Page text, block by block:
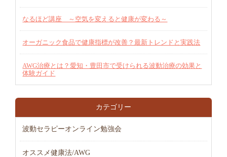
なるほど講座 ～空気を変えると健康が変わる～
オーガニック食品で健康指標が改善？最新トレンドと実践法
AWG治療とは？愛知・豊田市で受けられる波動治療の効果と
体験ガイド
カテゴリー
波動セラピーオンライン勉強会
オススメ健康法/AWG